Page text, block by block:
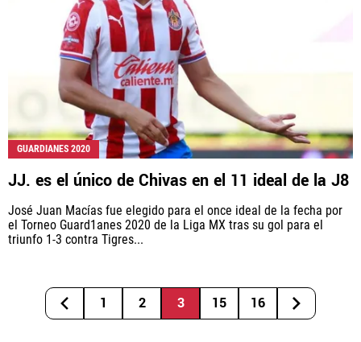
GUARDIANES 2020
JJ. es el único de Chivas en el 11 ideal de la J8
José Juan Macías fue elegido para el once ideal de la fecha por
el Torneo Guard1anes 2020 de la Liga MX tras su gol para el
triunfo 1-3 contra Tigres...
1 2 3 15 16